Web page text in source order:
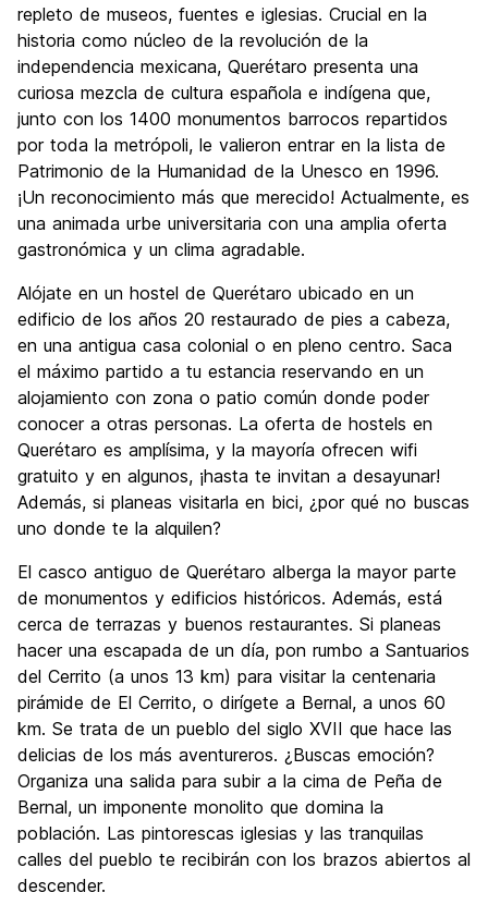
repleto de museos, fuentes e iglesias. Crucial en la
historia como núcleo de la revolución de la
independencia mexicana, Querétaro presenta una
curiosa mezcla de cultura española e indígena que,
junto con los 1400 monumentos barrocos repartidos
por toda la metrópoli, le valieron entrar en la lista de
Patrimonio de la Humanidad de la Unesco en 1996.
¡Un reconocimiento más que merecido! Actualmente, es
una animada urbe universitaria con una amplia oferta
gastronómica y un clima agradable.
Alójate en un hostel de Querétaro ubicado en un
edificio de los años 20 restaurado de pies a cabeza,
en una antigua casa colonial o en pleno centro. Saca
el máximo partido a tu estancia reservando en un
alojamiento con zona o patio común donde poder
conocer a otras personas. La oferta de hostels en
Querétaro es amplísima, y la mayoría ofrecen wifi
gratuito y en algunos, ¡hasta te invitan a desayunar!
Además, si planeas visitarla en bici, ¿por qué no buscas
uno donde te la alquilen?
El casco antiguo de Querétaro alberga la mayor parte
de monumentos y edificios históricos. Además, está
cerca de terrazas y buenos restaurantes. Si planeas
hacer una escapada de un día, pon rumbo a Santuarios
del Cerrito (a unos 13 km) para visitar la centenaria
pirámide de El Cerrito, o dirígete a Bernal, a unos 60
km. Se trata de un pueblo del siglo XVII que hace las
delicias de los más aventureros. ¿Buscas emoción?
Organiza una salida para subir a la cima de Peña de
Bernal, un imponente monolito que domina la
población. Las pintorescas iglesias y las tranquilas
calles del pueblo te recibirán con los brazos abiertos al
descender.